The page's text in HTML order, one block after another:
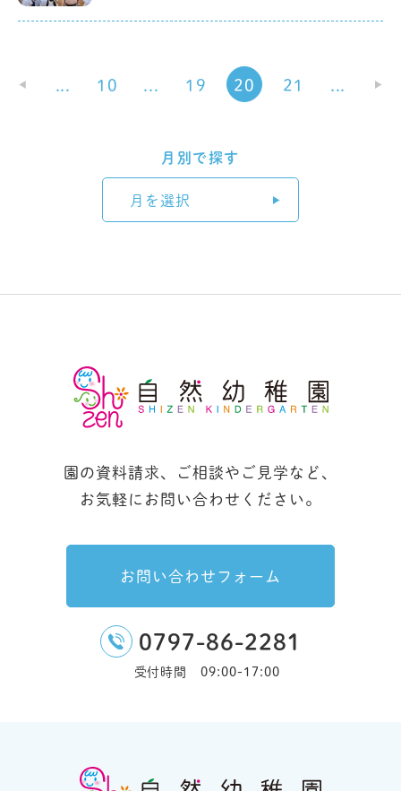
« ... 10 ... 19 20 21 ... »
月別で探す
月を選択
園の資料請求、ご相談やご見学など、
お気軽にお問い合わせください。
お問い合わせフォーム
0797-86-2281
受付時間 09:00-17:00